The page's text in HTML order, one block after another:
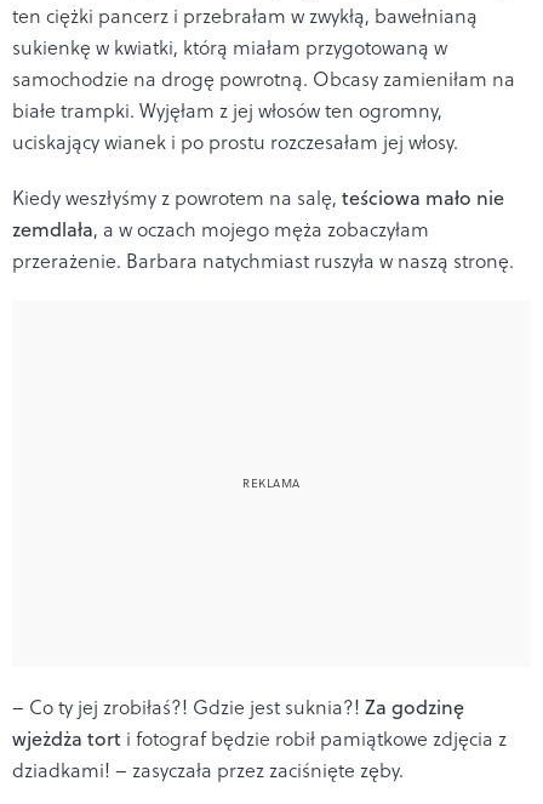
ten ciężki pancerz i przebrałam w zwykłą, bawełnianą
sukienkę w kwiatki, którą miałam przygotowaną w
samochodzie na drogę powrotną. Obcasy zamieniłam na
białe trampki. Wyjęłam z jej włosów ten ogromny,
uciskający wianek i po prostu rozczesałam jej włosy.
Kiedy weszłyśmy z powrotem na salę, teściowa mało nie
zemdlała, a w oczach mojego męża zobaczyłam
przerażenie. Barbara natychmiast ruszyła w naszą stronę.
– Co ty jej zrobiłaś?! Gdzie jest suknia?! Za godzinę
wjeżdża tort i fotograf będzie robił pamiątkowe zdjęcia z
dziadkami! – zasyczała przez zaciśnięte zęby.